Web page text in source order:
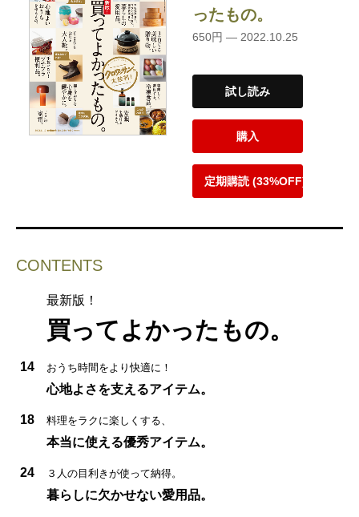
ったもの。
650円 — 2022.10.25
試し読み
購入
定期購読 (33%OFF)
CONTENTS
最新版！
買ってよかったもの。
14 おうち時間をより快適に！
心地よさを支えるアイテム。
18 料理をラクに楽しくする、
本当に使える優秀アイテム。
24 ３人の目利きが使って納得。
暮らしに欠かせない愛用品。